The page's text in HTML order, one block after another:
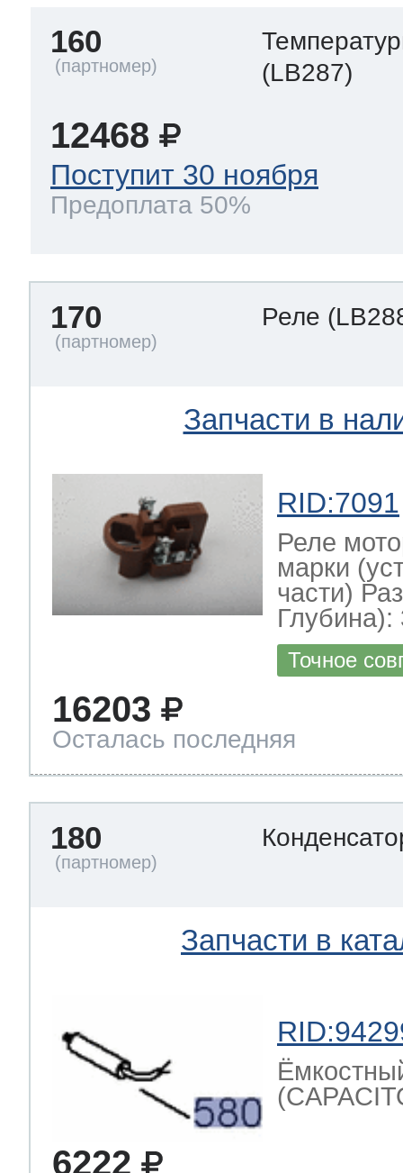
160
(LB287)
12468
Поступит 30 ноября
Предоплата 50%
170 Реле
Запчасти в
RID:7091
Реле
марки
части)
Глубина):
Точное
16203
Осталась последняя
180
Запчасти в
6222